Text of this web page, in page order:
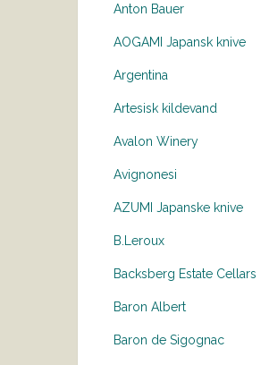
Anton Bauer
AOGAMI Japansk knive
Argentina
Artesisk kildevand
Avalon Winery
Avignonesi
AZUMI Japanske knive
B.Leroux
Backsberg Estate Cellars
Baron Albert
Baron de Sigognac